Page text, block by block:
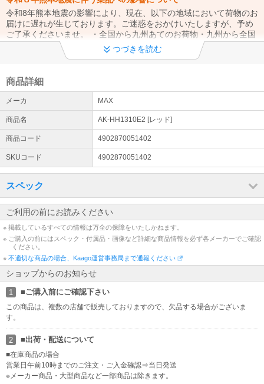
令和8年熊本地震の影響により、現在、以下の地域において荷物のお
届けに遅れが生じております。ご迷惑をおかけいたしますが、予め
ご了承くださいませ。 ・全国から九州あてのお荷物・九州から全国
あてのお荷物
誠に勝手ながら【 8月11日(火) / 8月13日(木) から8月16日(日) 】を
夏期休業とさせていただきます。
熊本県で発生した地震に伴う集配への影響について
熊本県で発生した地震の影響により、現在配送業者にて熊本県全域
でお荷物の集荷・配達を停止しております。この影響により、お荷
物のお届けに遅延が生じておりますので、予めご了承くださいま
せ。
【注意喚起】悪質な詐欺サイトにご注意ください。
現在、弊社の情報を無断で盗用している偽通販サイトの存在を確認
しております。偽通販サイトと弊社とは一切の関わりはございませ
んので、くれぐれも偽通販サイトにてご注文、お振込みなどされな
いようご注意ください
銀行振込のお支払期日につきまして
銀行振込のご注文におきまして、お支払期日をご注文日から3日とさ
せていただいております。なお、お支払期日が当店の店休日と重な
った場合、当店の翌営業日に着金確認をさせていただきますので宜
しくお願い致します
領収書のご発行につきまして
領収書につきまして、誠に恐れ入りますが、当店では商品同梱での
ご発行は承っておりませんので、予めご了承いただけますよう、何
卒よろしくお願い申し上げます。
インボイス制度への対応について
つづきを読む
商品詳細
メーカ MAX
商品名 AK-HH1310E2 [レッド]
商品コード 4902870051402
SKUコード 4902870051402
スペック
ご利用の前にお読みください
※ 掲載しているすべての情報は万全の保障をいたしかねます。
※ ご購入の前にはスペック・付属品・画像など詳細な商品情報を必ず各メーカーでご確認
ください。
※ 不適切な商品の場合、Kaago運営事務局まで通報ください
ショップからのお知らせ
1 ■ご購入前にご確認下さい
この商品は、複数の店舗で販売しておりますので、欠品する場合がございま
す。
2 ■出荷・配送について
■在庫商品の場合
営業日午前10時までのご注文・ご入金確認⇒当日発送
※メーカー商品・大型商品など一部商品は除きます。